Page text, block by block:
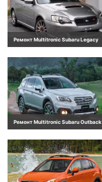
Ремонт Multitronic Subaru Legacy
Ремонт Multitronic Subaru Outback